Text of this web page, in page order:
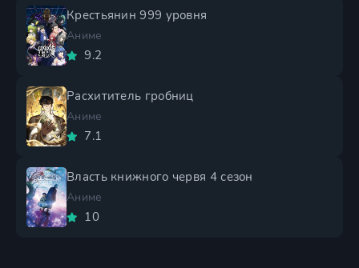
Крестьянин 999 уровня
Аниме
9.2
Расхититель гробниц
Аниме
7.1
Власть книжного червя 4 сезон
Аниме
10